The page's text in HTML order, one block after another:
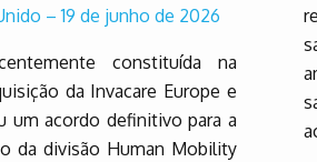
– 19 de junho de 2026
constituída na
da Invacare Europe e
um acordo definitivo para a
da divisão Human Mobility